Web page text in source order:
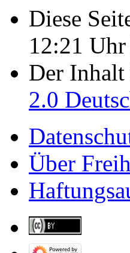
Diese
12:21
Der
2.0
Über